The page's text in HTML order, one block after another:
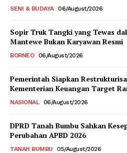
SENI & BUDAYA 06/August/2026
Sopir Truk Tangki yang Tewas
Mantewe Bukan Karyawan Resmi
BORNEO 06/August/2026
Pemerintah Siapkan
Kementerian Keuangan Target
NASIONAL 06/August/2026
DPRD Tanah Bumbu Sahkan
Perubahan APBD 2026
TANAH BUMBU 05/August/2026